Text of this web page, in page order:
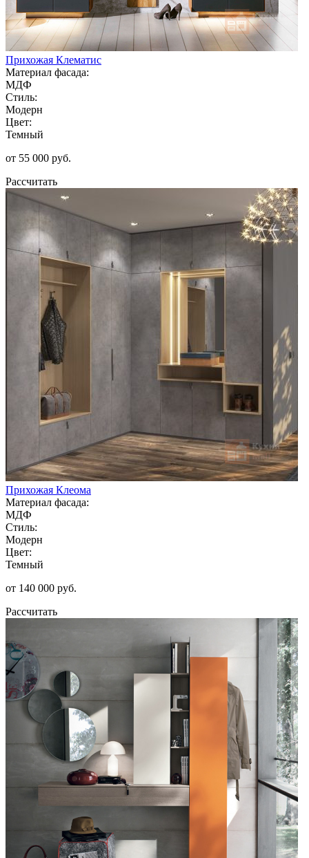
Прихожая Клематис
Материал фасада:
МДФ
Стиль:
Модерн
Цвет:
Темный
от 55 000 руб.
Рассчитать
Прихожая Клеома
Материал фасада:
МДФ
Стиль:
Модерн
Цвет:
Темный
от 140 000 руб.
Рассчитать